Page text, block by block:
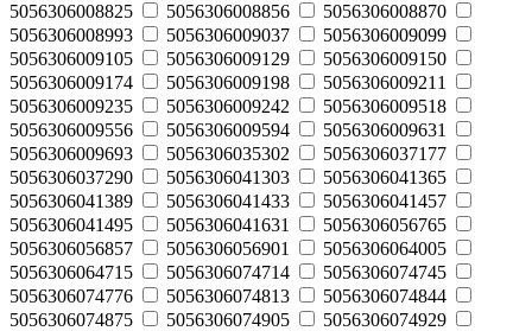
5056306008825
5056306008856
5056306008870
5056306008993
5056306009037
5056306009099
5056306009105
5056306009129
5056306009150
5056306009174
5056306009198
5056306009211
5056306009235
5056306009242
5056306009518
5056306009556
5056306009594
5056306009631
5056306009693
5056306035302
5056306037177
5056306037290
5056306041303
5056306041365
5056306041389
5056306041433
5056306041457
5056306041495
5056306041631
5056306056765
5056306056857
5056306056901
5056306064005
5056306064715
5056306074714
5056306074745
5056306074776
5056306074813
5056306074844
5056306074875
5056306074905
5056306074929